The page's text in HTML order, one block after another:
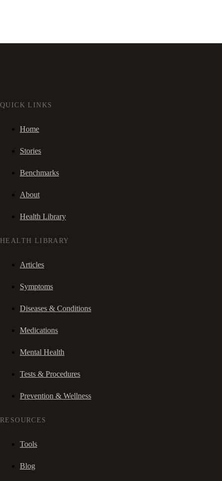
QUICK LINKS
Home
Stories
Benchmarks
About
Health Library
HEALTH LIBRARY
Articles
Symptoms
Diseases & Conditions
Medications
Mental Health
Tests & Procedures
Prevention & Wellness
RESOURCES
Tools
Blog